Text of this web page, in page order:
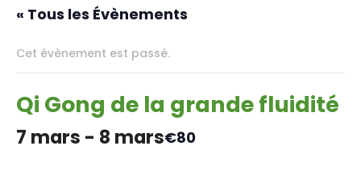
« Tous les Évènements
Cet évènement est passé.
Qi Gong de la grande fluidité
7 mars - 8 mars€80